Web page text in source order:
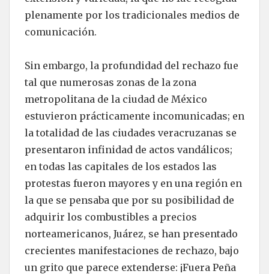
plenamente por los tradicionales medios de
comunicación.
Sin embargo, la profundidad del rechazo fue
tal que numerosas zonas de la zona
metropolitana de la ciudad de México
estuvieron prácticamente incomunicadas; en
la totalidad de las ciudades veracruzanas se
presentaron infinidad de actos vandálicos;
en todas las capitales de los estados las
protestas fueron mayores y en una región en
la que se pensaba que por su posibilidad de
adquirir los combustibles a precios
norteamericanos, Juárez, se han presentado
crecientes manifestaciones de rechazo, bajo
un grito que parece extenderse: ¡Fuera Peña